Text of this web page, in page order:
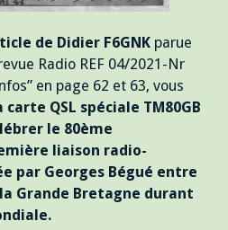
de Didier F6GNK parue
Radio REF 04/2021-Nr
en page 62 et 63, vous
carte QSL spéciale TM80GB
le 80ème
liaison radio-
par Georges Bégué entre
Grande Bretagne durant